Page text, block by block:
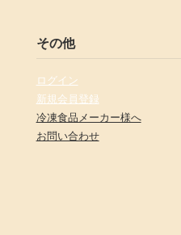
その他
ログイン
新規会員登録
冷凍食品メーカー様へ
お問い合わせ